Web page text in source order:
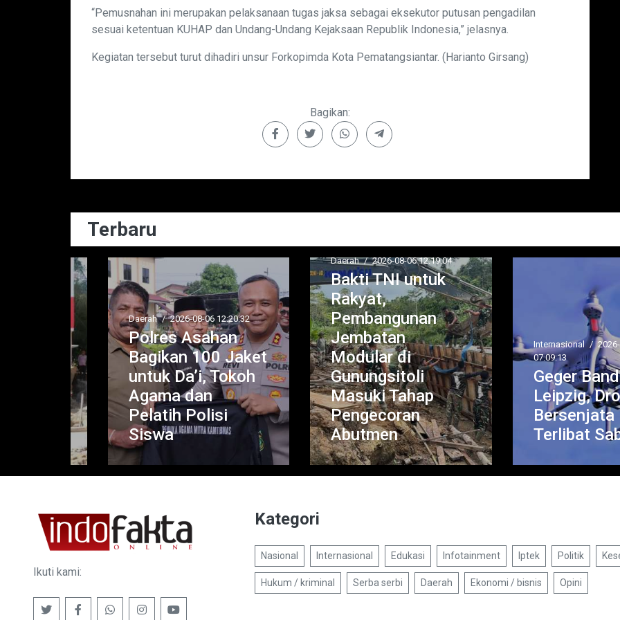
“Pemusnahan ini merupakan pelaksanaan tugas jaksa sebagai eksekutor putusan pengadilan
sesuai ketentuan KUHAP dan Undang-Undang Kejaksaan Republik Indonesia,” jelasnya.
Kegiatan tersebut turut dihadiri unsur Forkopimda Kota Pematangsiantar. (Harianto Girsang)
Bagikan:
Terbaru
Daerah / 2026-08-06 12:20:32
Polres Asahan
Bagikan 100 Jaket
untuk Da’i, Tokoh
Agama dan
Pelatih Polisi
Siswa
Daerah / 2026-08-06 12:19:04
Bakti TNI untuk
Rakyat,
Pembangunan
Jembatan
Modular di
Gunungsitoli
Masuki Tahap
Pengecoran
Abutmen
Internasional / 2026-08-06
07:09:13
Geger Bandara
Leipzig, Drone
Bersenjata
Terlibat
Ikuti kami:
Kategori
Nasional Internasional Edukasi Infotainment Iptek Politik
Hukum / kriminal Serba serbi Daerah Ekonomi / bisnis Opini